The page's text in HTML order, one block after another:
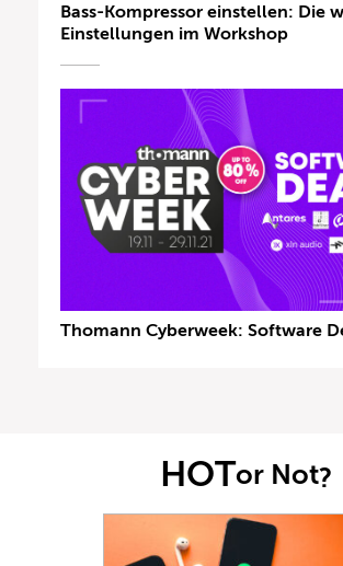
Bass-Kompressor einstellen: Die
Einstellungen im Workshop
Thomann Cyberweek: Software
HOTor Not?